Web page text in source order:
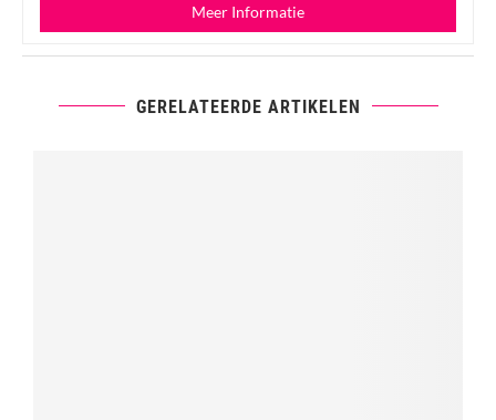
Meer Informatie
GERELATEERDE ARTIKELEN